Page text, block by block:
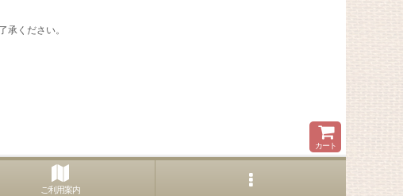
ください。
カート
ご利用案内